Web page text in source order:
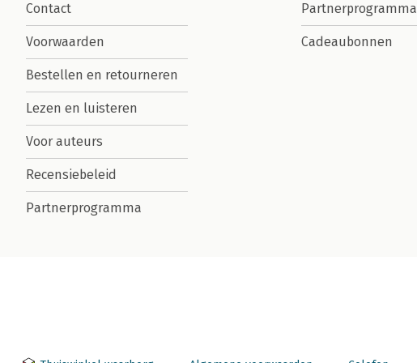
Contact
Voorwaarden
Bestellen en retourneren
Lezen en luisteren
Voor auteurs
Recensiebeleid
Partnerprogramma
Partnerprogramma
Cadeaubonnen